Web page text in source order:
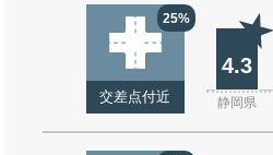
25%
交差点付近
4.3
静岡県